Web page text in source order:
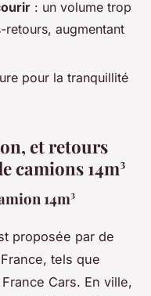
: un volume trop
retours, augmentant
pour la tranquillité
et retours
camions 14m³
14m³
proposée par de
tels que
Cars. En ville,